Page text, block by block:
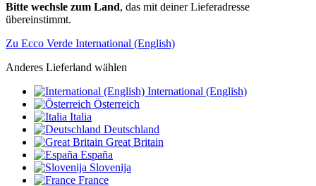
Bitte wechsle zum Land, das mit deiner Lieferadresse
übereinstimmt.
Zu Ecco Verde International (English)
Anderes Lieferland wählen
International (English)
Österreich
Italia
Deutschland
Great Britain
España
Slovenija
France